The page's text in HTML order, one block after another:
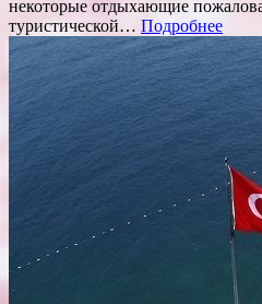
некоторые отдыхающие
туристической… Подробнее